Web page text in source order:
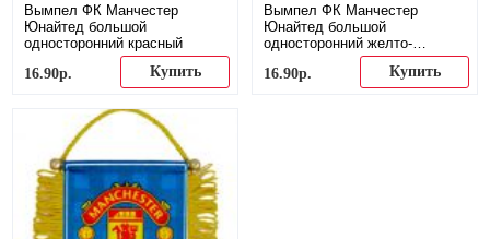
Вымпел ФК Манчестер
Юнайтед большой
односторонний красный
16.90р. Купить
Вымпел ФК Манчестер
Юнайтед большой
односторонний желто-
16.90р. Купить